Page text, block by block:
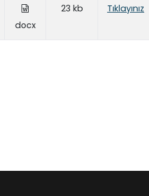
docx
23 kb Tıklayınız